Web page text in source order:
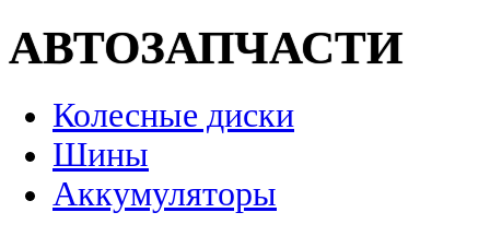
АВТОЗАПЧАСТИ
Колесные диски
Шины
Аккумуляторы